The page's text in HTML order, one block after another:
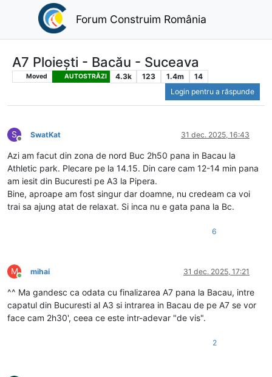
Forum Construim România
A7 Ploiești - Bacău - Suceava
Moved AUTOSTRĂZI 4.3k 123 1.4m
14
Login pentru a răspunde
S
Deconectat
SwatKat 31 dec. 2025, 16:43
Azi am facut din zona de nord Buc 2h50 pana in Bacau la
Athletic park. Plecare pe la 14.15. Din care cam 12-14 min pana
am iesit din Bucuresti pe A3 la Pipera.
Bine, aproape am fost singur dar doamne, nu credeam ca voi
trai sa ajung atat de relaxat. Si inca nu e gata pana la Bc.
6
M
Conectat
mihai 31 dec. 2025, 17:21
^^ Ma gandesc ca odata cu finalizarea A7 pana la Bacau, intre
capatul din Bucuresti al A3 si intrarea in Bacau de pe A7 se vor
face cam 2h30', ceea ce este intr-adevar "de vis".
2